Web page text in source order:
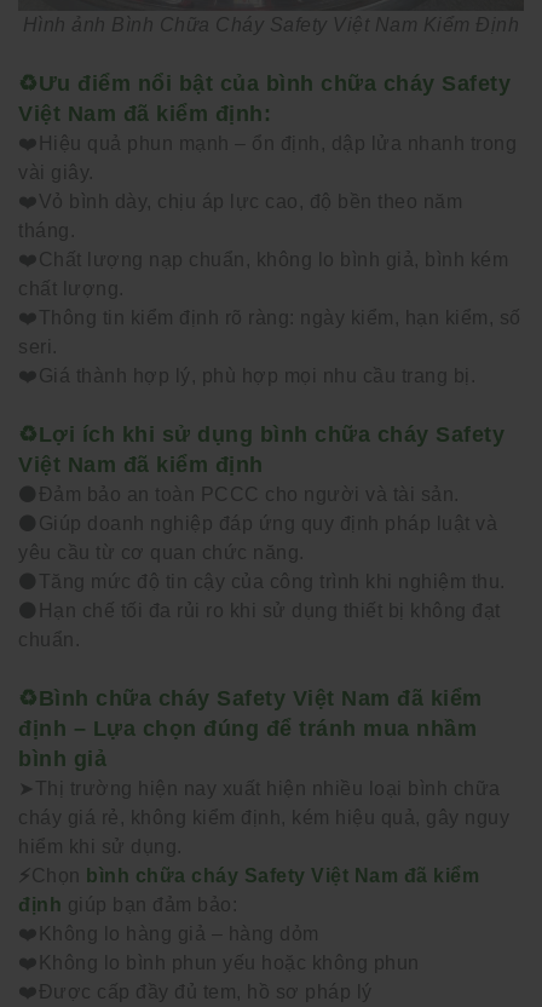
Hình ảnh Bình Chữa Cháy Safety Việt Nam Kiểm Định
♻️Ưu điểm nổi bật của bình chữa cháy Safety
Việt Nam đã kiểm định:
❤️Hiệu quả phun mạnh – ổn định, dập lửa nhanh trong
vài giây.
❤️Vỏ bình dày, chịu áp lực cao, độ bền theo năm
tháng.
❤️Chất lượng nạp chuẩn, không lo bình giả, bình kém
chất lượng.
❤️Thông tin kiểm định rõ ràng: ngày kiểm, hạn kiểm, số
seri.
❤️Giá thành hợp lý, phù hợp mọi nhu cầu trang bị.
♻️Lợi ích khi sử dụng bình chữa cháy Safety
Việt Nam đã kiểm định
⚫️ Đảm bảo an toàn PCCC cho người và tài sản.
⚫️ Giúp doanh nghiệp đáp ứng quy định pháp luật và
yêu cầu từ cơ quan chức năng.
⚫️ Tăng mức độ tin cậy của công trình khi nghiệm thu.
⚫️ Hạn chế tối đa rủi ro khi sử dụng thiết bị không đạt
chuẩn.
♻️Bình chữa cháy Safety Việt Nam đã kiểm
định – Lựa chọn đúng để tránh mua nhầm
bình giả
➤ Thị trường hiện nay xuất hiện nhiều loại bình chữa
cháy giá rẻ, không kiểm định, kém hiệu quả, gây nguy
hiểm khi sử dụng.
⚡ Chọn
bình chữa cháy Safety Việt Nam đã kiểm
định giúp bạn đảm bảo:
❤️ Không lo hàng giả – hàng dỏm
❤️ Không lo bình phun yếu hoặc không phun
❤️ Được cấp đầy đủ tem, hồ sơ pháp lý